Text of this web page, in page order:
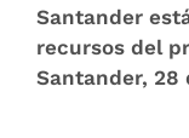
Santander
recursos del
Santander, 28